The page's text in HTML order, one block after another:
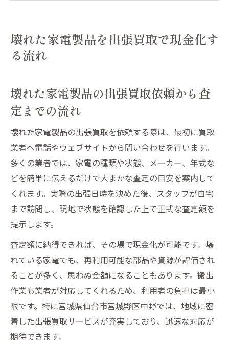
験
壊れた家電製品を効率的に出張買取で手放
効率的な不用品処分に出張買取が選ばれる理由
壊れた家電製品も出張買取で手間なく処分
搬出作業不要で家計管理にも役立つ出張買
取
不用品処分で注目される出張買取の便利さ
を解説
壊れた家電製品を現金化できる出張買取の
利点
出張買取が効率的な不用品処分になる理由
とは
宮城野区中野で体験した出張買取のリアルな感
想
壊れた家電製品の出張買取体験で感じた安
心感
出張買取を利用した現金化の実体験をレポ
壊れた家電製品を出張買取で現金化す
る流れ
壊れた家電製品の出張買取依頼から査
定までの流れ
壊れた家電製品の出張買取を依頼する際は、最初に買取
業者へ電話やウェブサイトから問い合わせを行います。
多くの業者では、家電の種類や状態、メーカー、年式な
どを簡単に伝えるだけで大まかな査定の目安を案内して
くれます。実際の出張日時を決めた後、スタッフが自宅
まで訪問し、現地で状態を確認した上で正式な査定額を
提示します。
査定額に納得できれば、その場で現金化が可能です。壊
れている家電でも、再利用可能な部品や資源が評価され
ることが多く、思わぬ金額になることもあります。搬出
作業も業者が対応してくれるため、利用者の負担は最小
限です。特に宮城県仙台市宮城野区中野では、地域に密
着した出張買取サービスが充実しており、迅速な対応が
期待できます。